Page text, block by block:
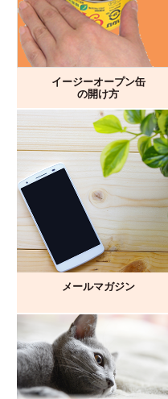
イージーオープン缶
の開け方
メールマガジン